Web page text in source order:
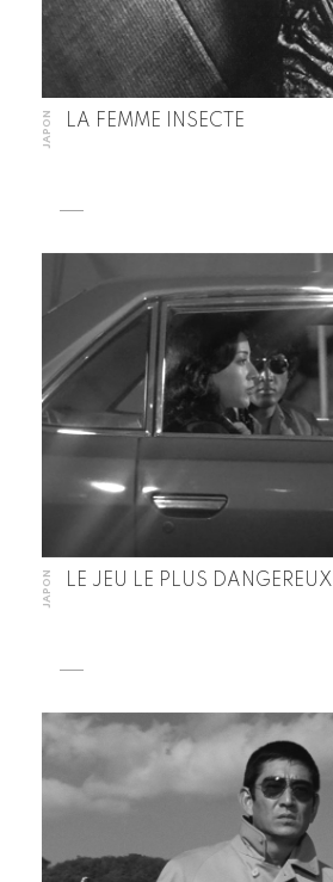
JAPON LA FEMME INSECTE
JAPON LE JEU LE PLUS DANGEREUX